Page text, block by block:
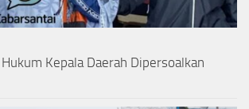
Kepala Daerah Dipersoalkan